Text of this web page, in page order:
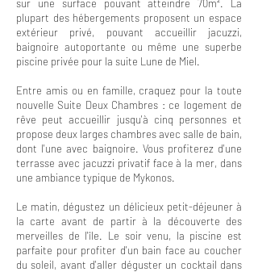
sur une surface pouvant atteindre 70m². La
plupart des hébergements proposent un espace
extérieur privé, pouvant accueillir jacuzzi,
baignoire autoportante ou même une superbe
piscine privée pour la suite Lune de Miel.
Entre amis ou en famille, craquez pour la toute
nouvelle Suite Deux Chambres : ce logement de
rêve peut accueillir jusqu'à cinq personnes et
propose deux larges chambres avec salle de bain,
dont l'une avec baignoire. Vous profiterez d'une
terrasse avec jacuzzi privatif face à la mer, dans
une ambiance typique de Mykonos.
Le matin, dégustez un délicieux petit-déjeuner à
la carte avant de partir à la découverte des
merveilles de l'île. Le soir venu, la piscine est
parfaite pour profiter d'un bain face au coucher
du soleil, avant d'aller déguster un cocktail dans